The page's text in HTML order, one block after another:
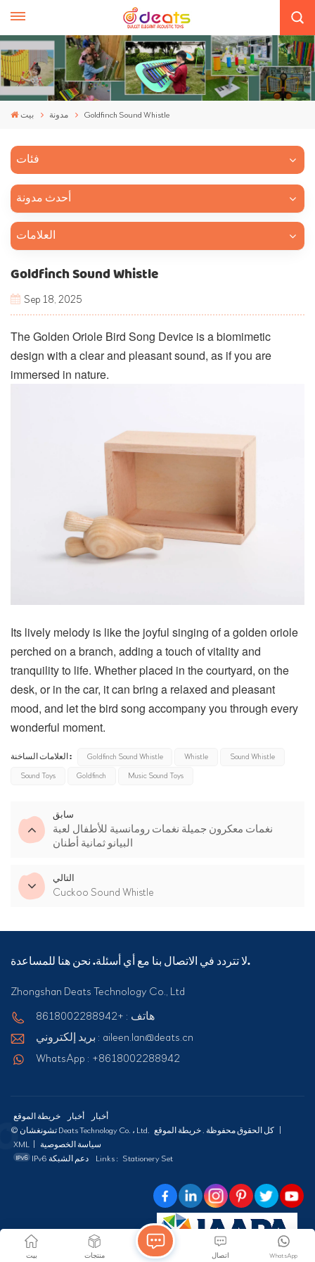
بيت مدونة Goldfinch Sound Whistle
فئات
أحدث مدونة
العلامات
Goldfinch Sound Whistle
Sep 18, 2025
The Golden Oriole Bird Song Device is a biomimetic
design with a clear and pleasant sound, as if you are
immersed in nature.
Its lively melody is like the joyful singing of a golden oriole
perched on a branch, adding a touch of vitality and
tranquility to life. Whether placed in the courtyard, on the
desk, or in the car, it can bring a relaxed and pleasant
mood, and let the bird song accompany you through every
wonderful moment.
العلامات الساخنة : Goldfinch Sound Whistle Whistle Sound Whistle
Sound Toys Goldfinch Music Sound Toys
سابق
نغمات معكرون جميلة نغمات رومانسية للأطفال لعبة
البيانو ثمانية أطنان
التالي
Cuckoo Sound Whistle
لا تتردد في الاتصال بنا مع أي أسئلة. نحن هنا للمساعدة.
Zhongshan Deats Technology Co., Ltd
هاتف : +8618002288942
بريد إلكتروني : aileen.lan@deats.cn
WhatsApp : +8618002288942
خريطة الموقع أخبار
أخبار
© تشونغشان Deats Technology Co. ، Ltd. كل الحقوق محفوظة .
XML
سياسة الخصوصية
IPv6 دعم الشبكة
Links : Stationery Set
بيت منتجات WhatsApp اتصال